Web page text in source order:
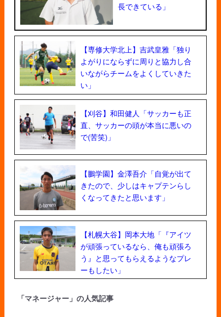
長できている」
【専修大学北上】吉武皇雅「独り
よがりにならずに周りと協力し合
いながらチームをよくしていきた
い」
【刈谷】和田健人「サッカーも正
直、サッカーの頭が本当に悪いの
で(苦笑)」
【鵬学園】金澤吾介「自覚が出て
きたので、少しはキャプテンらし
くなってきたと思います」
【札幌大谷】岡本大地「『アイツ
が頑張っているなら、俺も頑張ろ
う』と思ってもらえるようなプレ
ーもしたい」
「マネージャー」の人気記事